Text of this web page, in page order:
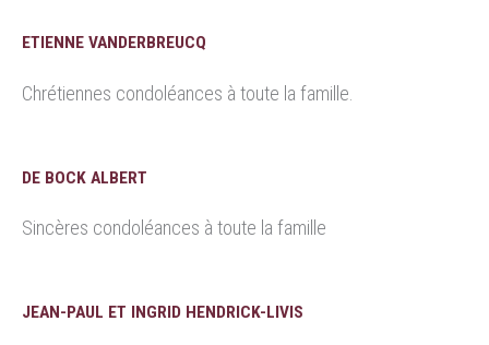
ETIENNE VANDERBREUCQ
Chrétiennes condoléances à toute la famille.
DE BOCK ALBERT
Sincères condoléances à toute la famille
JEAN-PAUL ET INGRID HENDRICK-LIVIS